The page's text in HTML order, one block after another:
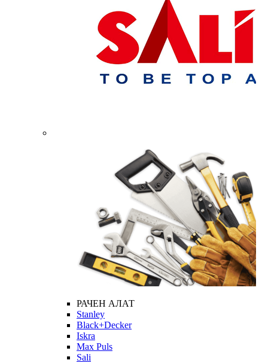
РАЧЕН АЛАТ
Stanley
Black+Decker
Iskra
Max Puls
Sali